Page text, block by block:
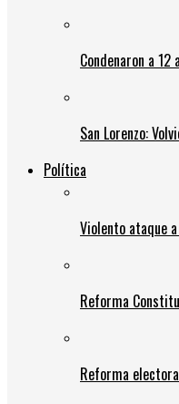
Condenaron a
San Lorenzo:
Política
Violento ataque
Reforma
Reforma